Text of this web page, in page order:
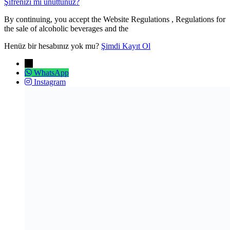
By continuing, you accept the Website Regulations , Regulations for
the sale of alcoholic beverages and the
Henüz bir hesabınız yok mu? Şimdi Kayıt Ol
WhatsApp
Instagram